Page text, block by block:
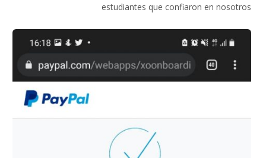
estudiantes que confiaron en nosotros